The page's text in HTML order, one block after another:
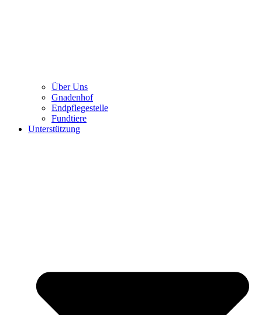
Über Uns
Gnadenhof
Endpflegestelle
Fundtiere
Unterstützung